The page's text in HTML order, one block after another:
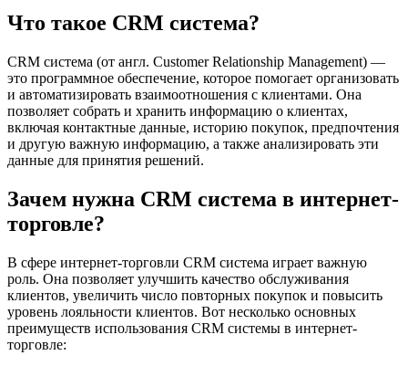
Что такое CRM система?
CRM система (от англ. Customer Relationship Management) —
это программное обеспечение, которое помогает организовать
и автоматизировать взаимоотношения с клиентами. Она
позволяет собрать и хранить информацию о клиентах,
включая контактные данные, историю покупок, предпочтения
и другую важную информацию, а также анализировать эти
данные для принятия решений.
Зачем нужна CRM система в интернет-
торговле?
В сфере интернет-торговли CRM система играет важную
роль. Она позволяет улучшить качество обслуживания
клиентов, увеличить число повторных покупок и повысить
уровень лояльности клиентов. Вот несколько основных
преимуществ использования CRM системы в интернет-
торговле: